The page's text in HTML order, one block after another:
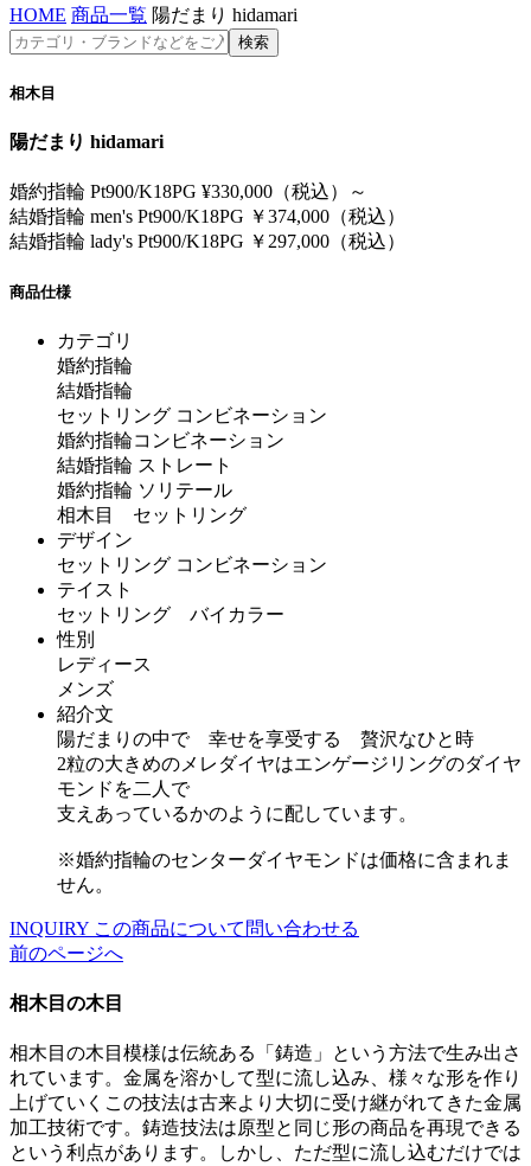
HOME 商品一覧 陽だまり hidamari
相木目
陽だまり hidamari
婚約指輪 Pt900/K18PG ¥330,000（税込）～
結婚指輪 men's Pt900/K18PG ￥374,000（税込）
結婚指輪 lady's Pt900/K18PG ￥297,000（税込）
商品仕様
カテゴリ
婚約指輪
結婚指輪
セットリング コンビネーション
婚約指輪コンビネーション
結婚指輪 ストレート
婚約指輪 ソリテール
相木目 セットリング
デザイン
セットリング コンビネーション
テイスト
セットリング バイカラー
性別
レディース
メンズ
紹介文
陽だまりの中で 幸せを享受する 贅沢なひと時
2粒の大きめのメレダイヤはエンゲージリングのダイヤ
モンドを二人で
支えあっているかのように配しています。
※婚約指輪のセンターダイヤモンドは価格に含まれま
せん。
INQUIRY この商品について問い合わせる
前のページへ
相木目の木目
相木目の木目模様は伝統ある「鋳造」という方法で生み出さ
れています。金属を溶かして型に流し込み、様々な形を作り
上げていくこの技法は古来より大切に受け継がれてきた金属
加工技術です。鋳造技法は原型と同じ形の商品を再現できる
という利点があります。しかし、ただ型に流し込むだけでは